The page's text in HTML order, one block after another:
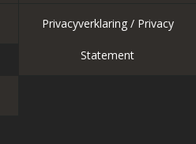
Privacyverklaring / Privacy
Statement